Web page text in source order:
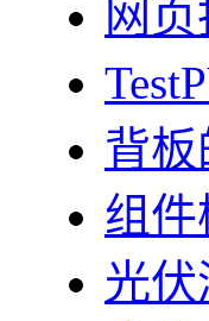
网
背
组
光